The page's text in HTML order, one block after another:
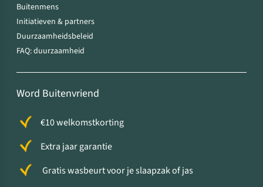
Buitenmens
Initiatieven & partners
Duurzaamheidsbeleid
FAQ: duurzaamheid
Word Buitenvriend
€10 welkomstkorting
Extra jaar garantie
Gratis wasbeurt voor je slaapzak of jas